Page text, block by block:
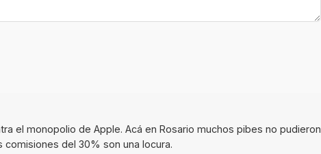
el monopolio de Apple. Acá en Rosario muchos pibes no pudieron
del 30% son una locura.